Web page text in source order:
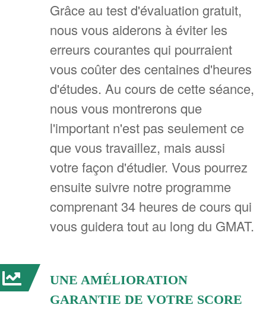
Grâce au test d'évaluation gratuit,
nous vous aiderons à éviter les
erreurs courantes qui pourraient
vous coûter des centaines d'heures
d'études. Au cours de cette séance,
nous vous montrerons que
l'important n'est pas seulement ce
que vous travaillez, mais aussi
votre façon d'étudier. Vous pourrez
ensuite suivre notre programme
comprenant 34 heures de cours qui
vous guidera tout au long du GMAT.
UNE AMÉLIORATION
GARANTIE DE VOTRE SCORE